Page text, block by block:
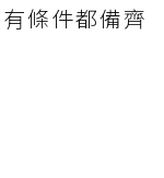
條件都備齊